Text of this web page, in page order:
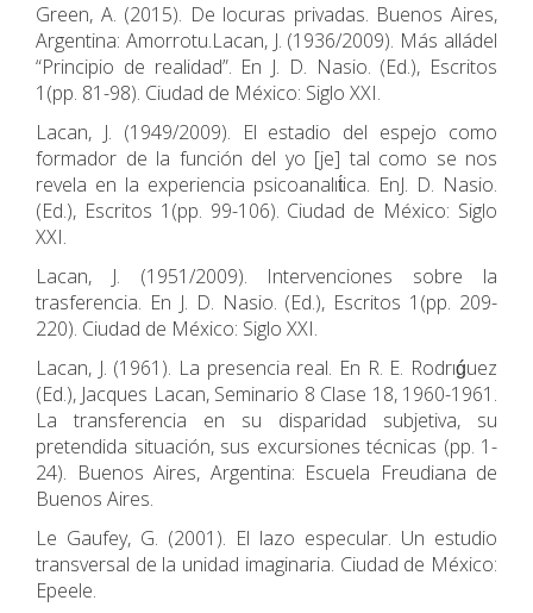
Green, A. (2015). De locuras privadas. Buenos Aires,
Argentina: Amorrotu.Lacan, J. (1936/2009). Más alládel
“Principio de realidad”. En J. D. Nasio. (Ed.), Escritos
1(pp. 81-98). Ciudad de México: Siglo XXI.
Lacan, J. (1949/2009). El estadio del espejo como
formador de la función del yo [je] tal como se nos
revela en la experiencia psicoanalıt́ica. EnJ. D. Nasio.
(Ed.), Escritos 1(pp. 99-106). Ciudad de México: Siglo
XXI.
Lacan, J. (1951/2009). Intervenciones sobre la
trasferencia. En J. D. Nasio. (Ed.), Escritos 1(pp. 209-
220). Ciudad de México: Siglo XXI.
Lacan, J. (1961). La presencia real. En R. E. Rodrıǵuez
(Ed.), Jacques Lacan, Seminario 8 Clase 18, 1960-1961.
La transferencia en su disparidad subjetiva, su
pretendida situación, sus excursiones técnicas (pp. 1-
24). Buenos Aires, Argentina: Escuela Freudiana de
Buenos Aires.
Le Gaufey, G. (2001). El lazo especular. Un estudio
transversal de la unidad imaginaria. Ciudad de México:
Epeele.